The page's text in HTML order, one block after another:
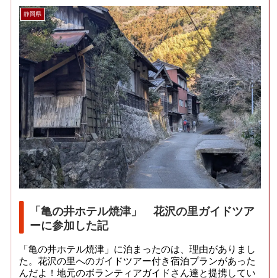
静岡県
「亀の井ホテル焼津」 花沢の里ガイドツア
ーに参加した記
「亀の井ホテル焼津」に泊まったのは、理由がありまし
た。花沢の里へのガイドツアー付き宿泊プランがあった
んだよ！地元のボランティアガイドさん達と提携してい